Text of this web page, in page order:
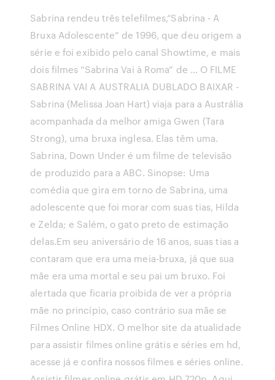
Sabrina rendeu três telefilmes,“Sabrina - A
Bruxa Adolescente” de 1996, que deu origem a
série e foi exibido pelo canal Showtime, e mais
dois filmes “Sabrina Vai à Roma” de … O FILME
SABRINA VAI A AUSTRALIA DUBLADO BAIXAR -
Sabrina (Melissa Joan Hart) viaja para a Austrália
acompanhada da melhor amiga Gwen (Tara
Strong), uma bruxa inglesa. Elas têm uma.
Sabrina, Down Under é um filme de televisão
de produzido para a ABC. Sinopse: Uma
comédia que gira em torno de Sabrina, uma
adolescente que foi morar com suas tias, Hilda
e Zelda; e Salém, o gato preto de estimação
delas.Em seu aniversário de 16 anos, suas tias a
contaram que era uma meia-bruxa, já que sua
mãe era uma mortal e seu pai um bruxo. Foi
alertada que ficaria proibida de ver a própria
mãe no princípio, caso contrário sua mãe se
Filmes Online HDX. O melhor site da atualidade
para assistir filmes online grátis e séries em hd,
acesse já e confira nossos filmes e séries online.